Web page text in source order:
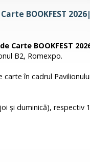
BOOKFEST
Carte BOOKFEST
B2, Romexpo.
în cadrul
și duminică), respectiv